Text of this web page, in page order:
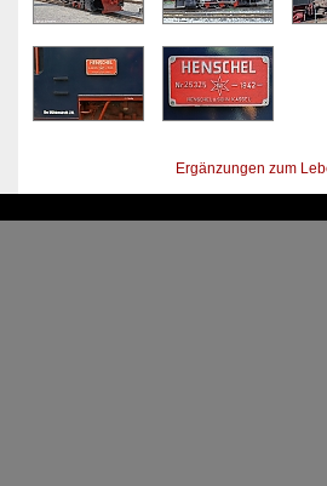
Ergänzungen zum